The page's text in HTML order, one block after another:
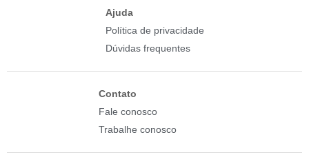
Ajuda
Política de privacidade
Dúvidas frequentes
Contato
Fale conosco
Trabalhe conosco